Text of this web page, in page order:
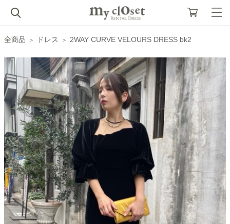
全商品 ドレス 2WAY CURVE VELOURS DRESS bk2